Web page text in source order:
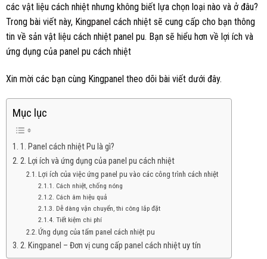
các vật liệu cách nhiệt nhưng không biết lựa chọn loại nào và ở đâu?
Trong bài viết này, Kingpanel cách nhiệt sẽ cung cấp cho bạn thông
tin về sản vật liệu cách nhiệt panel pu. Bạn sẽ hiểu hơn về lợi ích và
ứng dụng của panel pu cách nhiệt
Xin mời các bạn cùng Kingpanel theo dõi bài viết dưới đây.
Mục lục
1. Panel cách nhiệt Pu là gì?
2. Lợi ích và ứng dụng của panel pu cách nhiệt
Lợi ích của việc ứng panel pu vào các công trình cách nhiệt
Cách nhiệt, chống nóng
Cách âm hiệu quả
Dễ dàng vận chuyển, thi công lắp đặt
Tiết kiệm chi phí
Ứng dụng của tấm panel cách nhiệt pu
2. Kingpanel – Đơn vị cung cấp panel cách nhiệt uy tín